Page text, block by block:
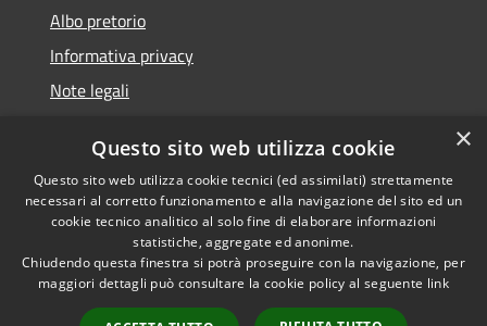
Albo pretorio
Informativa privacy
Note legali
Piano di miglioramento del sito
RSS
Accessibilità
Copyright © 2026 • Comune di
Casalgrande • Powered by
×
Questo sito web utilizza cookie
Questo sito web utilizza cookie tecnici (ed assimilati) strettamente
necessari al corretto funzionamento e alla navigazione del sito ed un
cookie tecnico analitico al solo fine di elaborare informazioni
statistiche, aggregate ed anonime.
Chiudendo questa finestra si potrà proseguire con la navigazione, per
maggiori dettagli può consultare la cookie policy al seguente link